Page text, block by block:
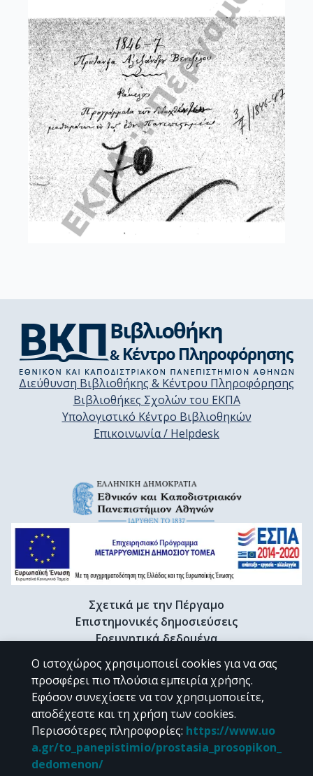
Διεύθυνση Βιβλιοθήκης & Κέντρου Πληροφόρησης
Βιβλιοθήκες Σχολών του ΕΚΠΑ
Υπολογιστικό Κέντρο Βιβλιοθηκών
Επικοινωνία / Helpdesk
Σχετικά με την Πέργαμο
Επιστημονικές δημοσιεύσεις
Ερευνητικά δεδομένα
Διδακτορικές διατριβές & Γκρίζα βιβλιογραφία
Προφίλ Ερευνητή
CC BY-NC 4.0
Εκτός αν αναφέρεται διαφορετικά, το υλικό της "Περγάμου" διατίθεται
Ο ιστοχώρος χρησιμοποιεί cookies για να σας
προσφέρει πιο πλούσια εμπειρία χρήσης.
Εφόσον συνεχίσετε να τον χρησιμοποιείτε,
αποδέχεστε και τη χρήση των cookies.
Περισσότερες πληροφορίες: https://www.uo
a.gr/to_panepistimio/prostasia_prosopikon_
dedomenon/